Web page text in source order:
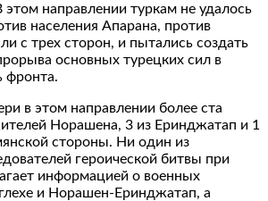
направлении туркам не удалось
населения Апарана, против
с трех сторон, и пытались создать
основных турецких сил в
фронта.
в этом направлении более ста
Норашена, 3 из Еринджатап и 1
стороны. Ни один из
героической битвы при
информацией о военных
и Норашен-Еринджатап, а